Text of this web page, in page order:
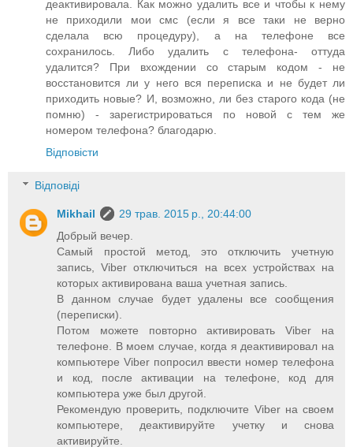
деактивировала. Как можно удалить все и чтобы к нему
не приходили мои смс (если я все таки не верно
сделала всю процедуру), а на телефоне все
сохранилось. Либо удалить с телефона- оттуда
удалится? При вхождении со старым кодом - не
восстановится ли у него вся переписка и не будет ли
приходить новые? И, возможно, ли без старого кода (не
помню) - зарегистрироваться по новой с тем же
номером телефона? благодарю.
Відповісти
Відповіді
Mikhail
29 трав. 2015 р., 20:44:00
Добрый вечер.
Самый простой метод, это отключить учетную
запись, Viber отключиться на всех устройствах на
которых активирована ваша учетная запись.
В данном случае будет удалены все сообщения
(переписки).
Потом можете повторно активировать Viber на
телефоне. В моем случае, когда я деактивировал на
компьютере Viber попросил ввести номер телефона
и код, после активации на телефоне, код для
компьютера уже был другой.
Рекомендую проверить, подключите Viber на своем
компьютере, деактивируйте учетку и снова
активируйте.